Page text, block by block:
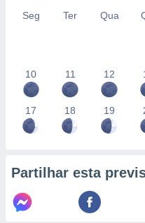
Seg Ter Qua
10 11 12
17 18 19
Partilhar esta